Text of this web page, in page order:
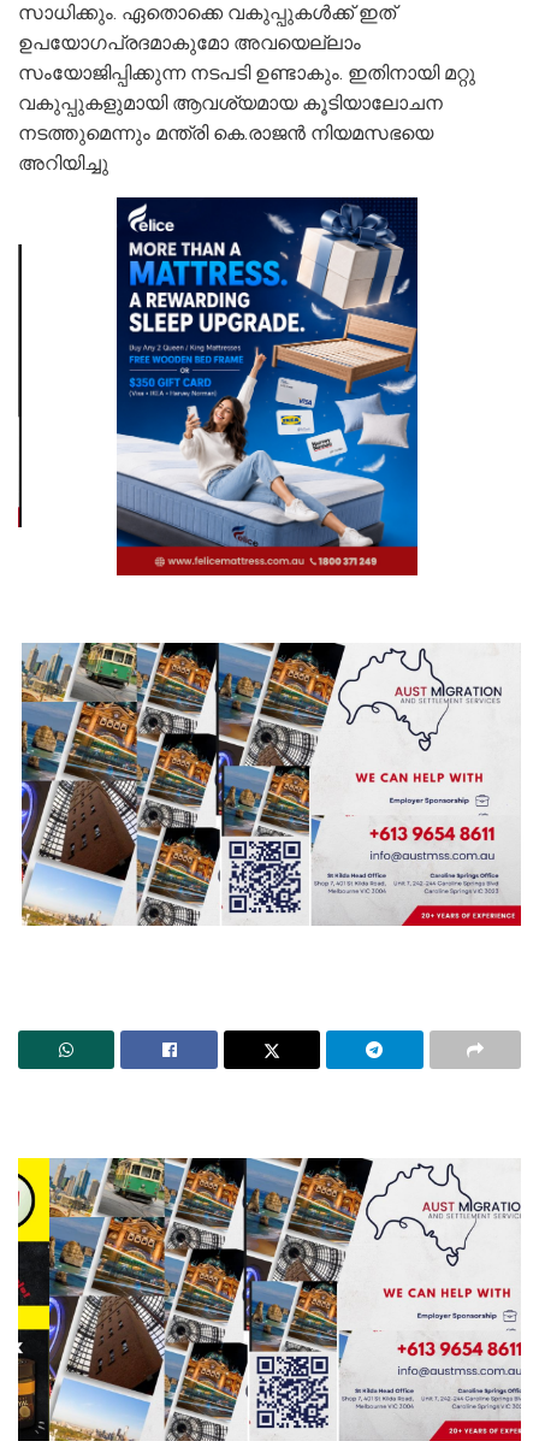
സാധിക്കും. ഏതൊക്കെ വകുപ്പുകൾക്ക് ഇത്
ഉപയോഗപ്രദമാകുമോ അവയെല്ലാം
സംയോജിപ്പിക്കുന്ന നടപടി ഉണ്ടാകും. ഇതിനായി മറ്റു
വകുപ്പുകളുമായി ആവശ്യമായ കൂടിയാലോചന
നടത്തുമെന്നും മന്ത്രി കെ.രാജൻ നിയമസഭയെ
അറിയിച്ചു